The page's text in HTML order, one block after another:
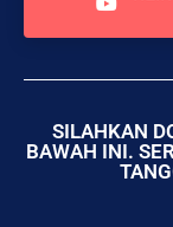
SILAHKAN
BAWAH INI.